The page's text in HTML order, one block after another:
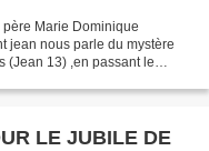
Marie Dominique
jean nous parle du mystère
(Jean 13) ,en passant le
LE JUBILE DE